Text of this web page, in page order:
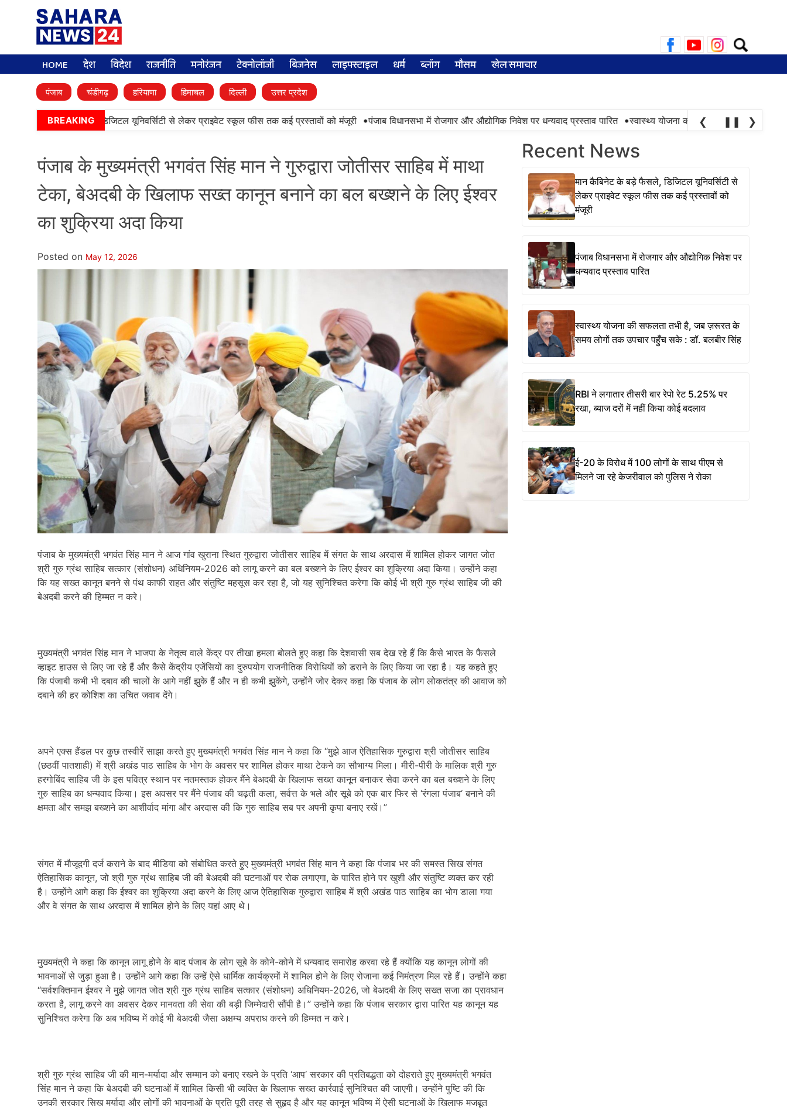
Search
for:
HOME देश विदेश राजनीति मनोरंजन टेक्नोलॉजी बिजनेस लाइफ्स्टाइल धर्म ब्लॉग मौसम खेल समाचार
पंजाब चंडीगढ़ हरियाणा हिमाचल दिल्ली उत्तर प्रदेश
BREAKING
कैबिनेट के बड़े फैसले, डिजिटल यूनिवर्सिटी से लेकर प्राइवेट स्कूल फीस तक कई प्रस्तावों को मंजूरी •पंजाब विधानसभा में रोजगार और औद्योगिक निवेश पर धन्यवाद प्रस्ताव पारित •स्वास्थ्य योजना की सफलता तभी है, जब ज़रूरत के
❮ ❚❚ ❯
पंजाब के मुख्यमंत्री भगवंत सिंह मान ने गुरुद्वारा जोतीसर साहिब में माथा
टेका, बेअदबी के खिलाफ सख्त कानून बनाने का बल बख्शने के लिए ईश्वर
का शुक्रिया अदा किया
Posted on May 12, 2026
पंजाब के मुख्यमंत्री भगवंत सिंह मान ने आज गांव खुराना स्थित गुरुद्वारा जोतीसर साहिब में संगत के साथ अरदास में शामिल होकर जागत जोत
श्री गुरु ग्रंथ साहिब सत्कार (संशोधन) अधिनियम-2026 को लागू करने का बल बख्शने के लिए ईश्वर का शुक्रिया अदा किया। उन्होंने कहा
कि यह सख्त कानून बनने से पंथ काफी राहत और संतुष्टि महसूस कर रहा है,जो यह सुनिश्चित करेगा कि कोई भी श्री गुरु ग्रंथ साहिब जी की
बेअदबी करने की हिम्मत न करे।
मुख्यमंत्री भगवंत सिंह मान ने भाजपा के नेतृत्व वाले केंद्र पर तीखा हमला बोलते हुए कहा कि देशवासी सब देख रहे हैं कि कैसे भारत के फैसले
व्हाइट हाउस से लिए जा रहे हैं और कैसे केंद्रीय एजेंसियों का दुरुपयोग राजनीतिक विरोधियों को डराने के लिए किया जा रहा है। यह कहते हुए
कि पंजाबी कभी भी दबाव की चालों के आगे नहीं झुके हैं और न ही कभी झुकेंगे,उन्होंने जोर देकर कहा कि पंजाब के लोग लोकतंत्र की आवाज को
दबाने की हर कोशिश का उचित जवाब देंगे।
अपने एक्स हैंडल पर कुछ तस्वीरें साझा करते हुए मुख्यमंत्री भगवंत सिंह मान ने कहा कि “मुझे आज ऐतिहासिक गुरुद्वारा श्री जोतीसर साहिब
(छठवीं पातशाही) में श्री अखंड पाठ साहिब के भोग के अवसर पर शामिल होकर माथा टेकने का सौभाग्य मिला। मीरी-पीरी के मालिक श्री गुरु
हरगोबिंद साहिब जी के इस पवित्र स्थान पर नतमस्तक होकर मैंने बेअदबी के खिलाफ सख्त कानून बनाकर सेवा करने का बल बख्शने के लिए
गुरु साहिब का धन्यवाद किया। इस अवसर पर मैंने पंजाब की चढ़ती कला,सर्वत्त के भले और सूबे को एक बार फिर से ‘रंगला पंजाब‘बनाने की
क्षमता और समझ बख्शने का आशीर्वाद मांगा और अरदास की कि गुरु साहिब सब पर अपनी कृपा बनाए रखें।”
संगत में मौजूदगी दर्ज कराने के बाद मीडिया को संबोधित करते हुए मुख्यमंत्री भगवंत सिंह मान ने कहा कि पंजाब भर की समस्त सिख संगत
ऐतिहासिक कानून,जो श्री गुरु ग्रंथ साहिब जी की बेअदबी की घटनाओं पर रोक लगाएगा,के पारित होने पर खुशी और संतुष्टि व्यक्त कर रही
है। उन्होंने आगे कहा कि ईश्वर का शुक्रिया अदा करने के लिए आज ऐतिहासिक गुरुद्वारा साहिब में श्री अखंड पाठ साहिब का भोग डाला गया
और वे संगत के साथ अरदास में शामिल होने के लिए यहां आए थे।
मुख्यमंत्री ने कहा कि कानून लागू होने के बाद पंजाब के लोग सूबे के कोने-कोने में धन्यवाद समारोह करवा रहे हैं क्योंकि यह कानून लोगों की
भावनाओं से जुड़ा हुआ है। उन्होंने आगे कहा कि उन्हें ऐसे धार्मिक कार्यक्रमों में शामिल होने के लिए रोजाना कई निमंत्रण मिल रहे हैं। उन्होंने कहा
“सर्वशक्तिमान ईश्वर ने मुझे जागत जोत श्री गुरु ग्रंथ साहिब सत्कार (संशोधन) अधिनियम-2026,जो बेअदबी के लिए सख्त सजा का प्रावधान
करता है,लागू करने का अवसर देकर मानवता की सेवा की बड़ी जिम्मेदारी सौंपी है।” उन्होंने कहा कि पंजाब सरकार द्वारा पारित यह कानून यह
सुनिश्चित करेगा कि अब भविष्य में कोई भी बेअदबी जैसा अक्षम्य अपराध करने की हिम्मत न करे।
श्री गुरु ग्रंथ साहिब जी की मान-मर्यादा और सम्मान को बनाए रखने के प्रति ‘आप‘सरकार की प्रतिबद्धता को दोहराते हुए मुख्यमंत्री भगवंत
सिंह मान ने कहा कि बेअदबी की घटनाओं में शामिल किसी भी व्यक्ति के खिलाफ सख्त कार्रवाई सुनिश्चित की जाएगी। उन्होंने पुष्टि की कि
उनकी सरकार सिख मर्यादा और लोगों की भावनाओं के प्रति पूरी तरह से सुहृद है और यह कानून भविष्य में ऐसी घटनाओं के खिलाफ मजबूत
Recent News
मान कैबिनेट के बड़े फैसले, डिजिटल यूनिवर्सिटी से
लेकर प्राइवेट स्कूल फीस तक कई प्रस्तावों को
मंजूरी
पंजाब विधानसभा में रोजगार और औद्योगिक निवेश पर
धन्यवाद प्रस्ताव पारित
स्वास्थ्य योजना की सफलता तभी है, जब ज़रूरत के
समय लोगों तक उपचार पहुँच सके : डॉ. बलबीर सिंह
RBI ने लगातार तीसरी बार रेपो रेट 5.25% पर
रखा, ब्याज दरों में नहीं किया कोई बदलाव
ई-20 के विरोध में 100 लोगों के साथ पीएम से
मिलने जा रहे केजरीवाल को पुलिस ने रोका